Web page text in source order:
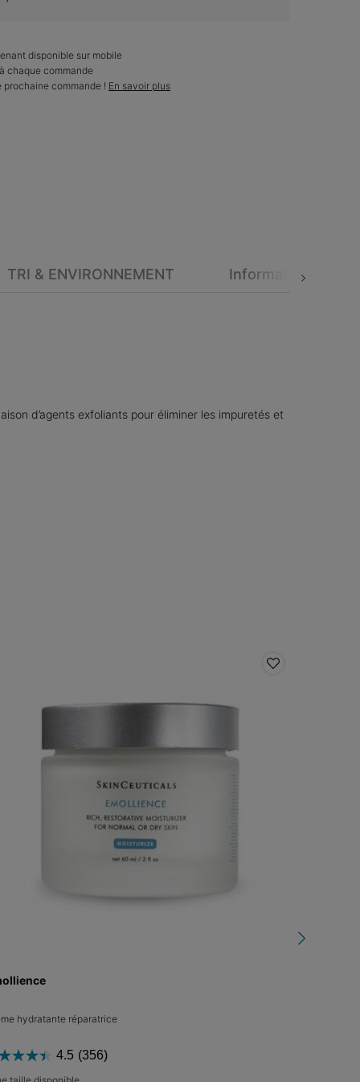
disponible sur mobile
chaque commande
commande ! En savoir plus
TRI & ENVIRONNEMENT Informations de
d’agents exfoliants pour éliminer les impuretés et
hydratante réparatrice
4.5 (356)